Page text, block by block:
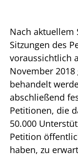
Nach aktuellem
Sitzungen des
voraussichtlich
November
behandelt
abschließend
Petitionen, die
50.000
Petition
haben, zu